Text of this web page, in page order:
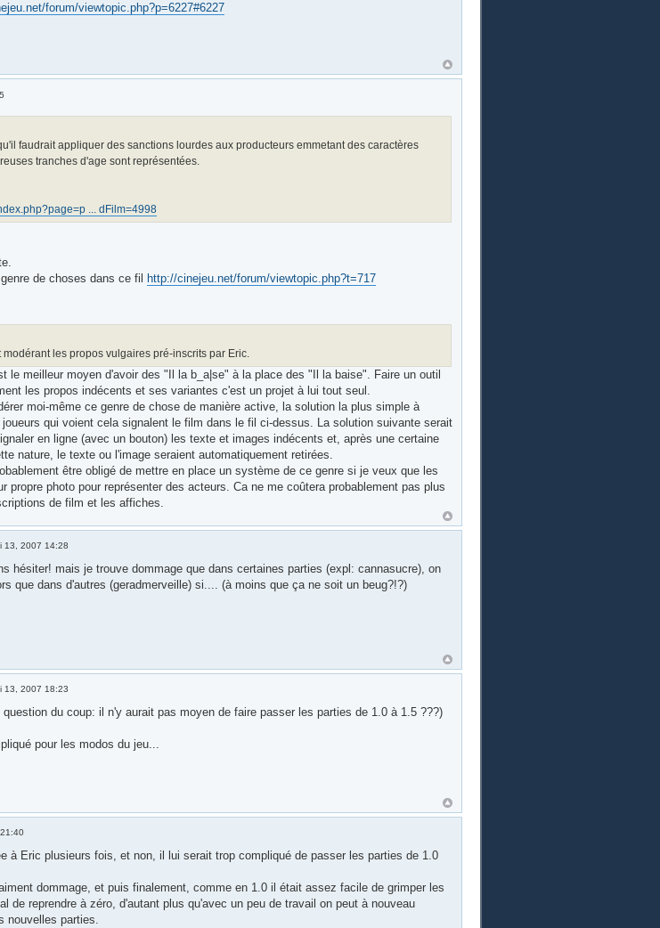
forum/viewtopic.php?p=6227#6227
faudrait appliquer des sanctions lourdes aux producteurs emmetant des caractères
tranches d'age sont représentées.
... dFilm=4998
de choses dans ce fil http://cinejeu.net/forum/viewtopic.php?t=717
les propos vulgaires pré-inscrits par Eric.
le meilleur moyen d'avoir des "Il la b_a|se" à la place des "Il la baise". Faire un outil
les propos indécents et ses variantes c'est un projet à lui tout seul.
moi-même ce genre de chose de manière active, la solution la plus simple à
qui voient cela signalent le film dans le fil ci-dessus. La solution suivante serait
en ligne (avec un bouton) les texte et images indécents et, après une certaine
nature, le texte ou l'image seraient automatiquement retirées.
être obligé de mettre en place un système de ce genre si je veux que les
propre photo pour représenter des acteurs. Ca ne me coûtera probablement pas plus
de film et les affiches.
13, 2007 14:28
hésiter! mais je trouve dommage que dans certaines parties (expl: cannasucre), on
que dans d'autres (geradmerveille) si.... (à moins que ça ne soit un beug?!?)
13, 2007 18:23
du coup: il n'y aurait pas moyen de faire passer les parties de 1.0 à 1.5 ???)
pour les modos du jeu...
à Eric plusieurs fois, et non, il lui serait trop compliqué de passer les parties de 1.0
dommage, et puis finalement, comme en 1.0 il était assez facile de grimper les
de reprendre à zéro, d'autant plus qu'avec un peu de travail on peut à nouveau
nouvelles parties.